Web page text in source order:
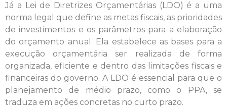
Já a Lei de Diretrizes Orçamentárias (LDO) é a uma
norma legal que define as metas fiscais, as prioridades
de investimentos e os parâmetros para a elaboração
do orçamento anual. Ela estabelece as bases para a
execução orçamentária ser realizada de forma
organizada, eficiente e dentro das limitações fiscais e
financeiras do governo. A LDO é essencial para que o
planejamento de médio prazo, como o PPA, se
traduza em ações concretas no curto prazo.